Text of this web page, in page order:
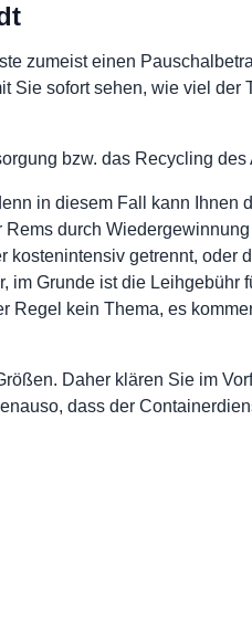
zumeist einen
Sie sofort sehen, wie viel der
bzw. das Recycling des
in diesem Fall kann Ihnen
durch
getrennt, oder
Grunde ist die Leihgebühr
Regel kein Thema, es
Daher klären Sie im
dass der